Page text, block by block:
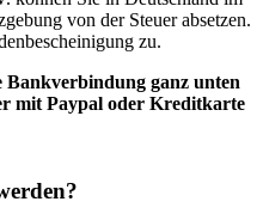
von der Steuer absetzen.
zu.
Bankverbindung ganz unten
mit Paypal oder Kreditkarte